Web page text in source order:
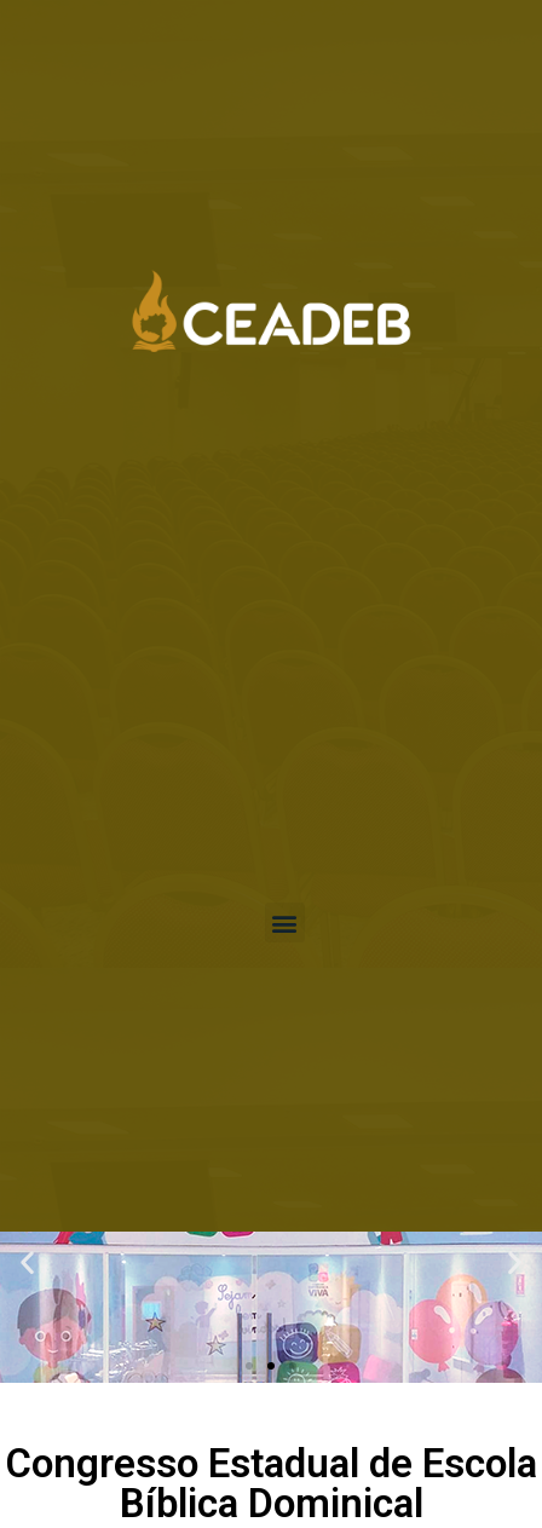
Congresso Estadual de Escola
Bíblica Dominical